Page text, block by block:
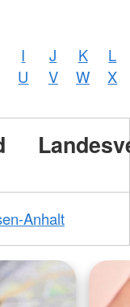
I J K
L
U V W
X
Anhalt